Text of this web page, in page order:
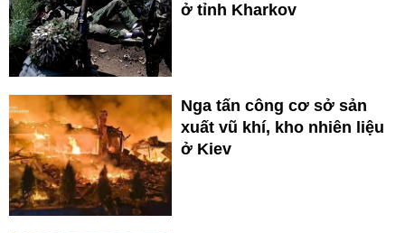
ở tỉnh Kharkov
Nga tấn công cơ sở sản
xuất vũ khí, kho nhiên liệu
ở Kiev